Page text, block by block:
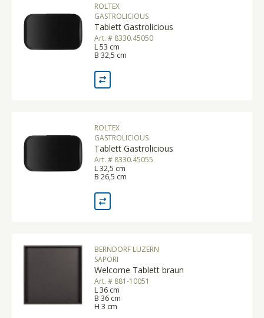
ROLTEX
GASTROLICIOUS
Tablett Gastrolicious
Art. # 8330.45050
L 53 cm
B 32,5 cm
ROLTEX
GASTROLICIOUS
Tablett Gastrolicious
Art. # 8330.45055
L 32,5 cm
B 26,5 cm
BERNDORF LUZERN
SAPORI
Welcome Tablett braun
Art. # 881-10051
L 36 cm
B 36 cm
H 3 cm